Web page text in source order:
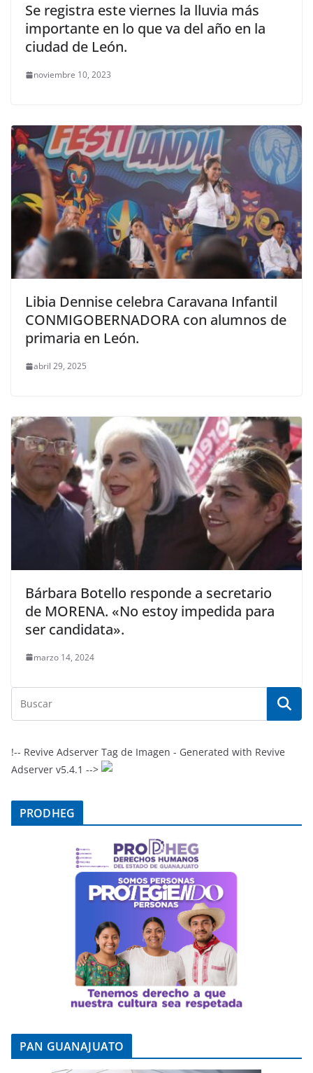
Se registra este viernes la lluvia más
importante en lo que va del año en la
ciudad de León.
noviembre 10, 2023
Libia Dennise celebra Caravana Infantil
CONMIGOBERNADORA con alumnos de
primaria en León.
abril 29, 2025
Bárbara Botello responde a secretario
de MORENA. «No estoy impedida para
ser candidata».
marzo 14, 2024
!-- Revive Adserver Tag de Imagen - Generated with Revive
Adserver v5.4.1 -->
PRODHEG
PAN GUANAJUATO